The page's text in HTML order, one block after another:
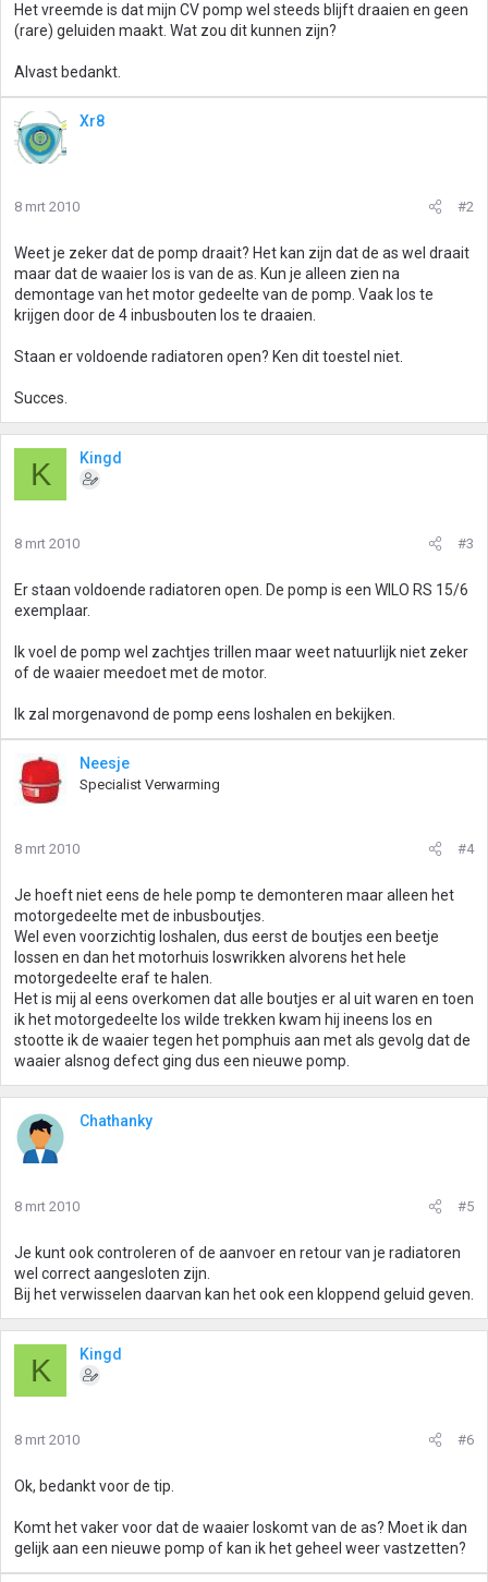
Het vreemde is dat mijn CV pomp wel steeds blijft draaien en geen
(rare) geluiden maakt. Wat zou dit kunnen zijn?
Alvast bedankt.
Xr8
8 mrt 2010 #2
Weet je zeker dat de pomp draait? Het kan zijn dat de as wel draait
maar dat de waaier los is van de as. Kun je alleen zien na
demontage van het motor gedeelte van de pomp. Vaak los te
krijgen door de 4 inbusbouten los te draaien.
Staan er voldoende radiatoren open? Ken dit toestel niet.
Succes.
K Kingd
8 mrt 2010 #3
Er staan voldoende radiatoren open. De pomp is een WILO RS 15/6
exemplaar.
Ik voel de pomp wel zachtjes trillen maar weet natuurlijk niet zeker
of de waaier meedoet met de motor.
Ik zal morgenavond de pomp eens loshalen en bekijken.
Neesje
Specialist Verwarming
8 mrt 2010 #4
Je hoeft niet eens de hele pomp te demonteren maar alleen het
motorgedeelte met de inbusboutjes.
Wel even voorzichtig loshalen, dus eerst de boutjes een beetje
lossen en dan het motorhuis loswrikken alvorens het hele
motorgedeelte eraf te halen.
Het is mij al eens overkomen dat alle boutjes er al uit waren en toen
ik het motorgedeelte los wilde trekken kwam hij ineens los en
stootte ik de waaier tegen het pomphuis aan met als gevolg dat de
waaier alsnog defect ging dus een nieuwe pomp.
Chathanky
8 mrt 2010 #5
Je kunt ook controleren of de aanvoer en retour van je radiatoren
wel correct aangesloten zijn.
Bij het verwisselen daarvan kan het ook een kloppend geluid geven.
K Kingd
8 mrt 2010 #6
Ok, bedankt voor de tip.
Komt het vaker voor dat de waaier loskomt van de as? Moet ik dan
gelijk aan een nieuwe pomp of kan ik het geheel weer vastzetten?